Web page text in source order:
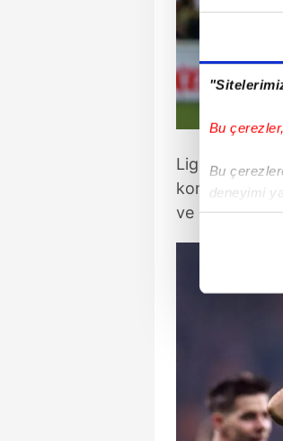
Bu çerezler,
Bu
deneyimi
içerikleri
Sizlere
çerezler
amacıyla
reklam/
Çerezlere
Ligin düşme
konuk eden
ve sahadan